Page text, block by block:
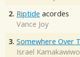
2. Riptide acordes
Vance Joy
3. Somewhere Over
Israel